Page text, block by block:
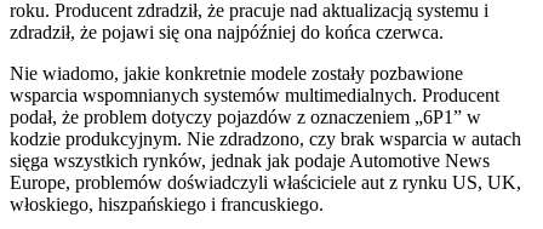
roku. Producent zdradził, że pracuje nad aktualizacją systemu i
zdradził, że pojawi się ona najpóźniej do końca czerwca.
Nie wiadomo, jakie konkretnie modele zostały pozbawione
wsparcia wspomnianych systemów multimedialnych. Producent
podał, że problem dotyczy pojazdów z oznaczeniem „6P1” w
kodzie produkcyjnym. Nie zdradzono, czy brak wsparcia w autach
sięga wszystkich rynków, jednak jak podaje Automotive News
Europe, problemów doświadczyli właściciele aut z rynku US, UK,
włoskiego, hiszpańskiego i francuskiego.